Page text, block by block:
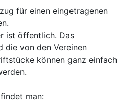
für einen eingetragenen
ist öffentlich. Das
die von den Vereinen
können ganz einfach
findet man: